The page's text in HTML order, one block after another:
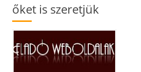
őket is szeretjük